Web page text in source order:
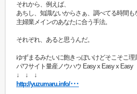
それから、例えば、
あちし、知識ないからさぁ、調べてる時間も
主婦業メインのあなたに合う手法。
それぞれ、あると思うんだ。
ゆずまるみたいに飽きっぽいけどそこそこ理
パワサイト量産ノウハウ Easy x Easy x Easy
↓ ↓ ↓
http://yuzumaru.info/･･･